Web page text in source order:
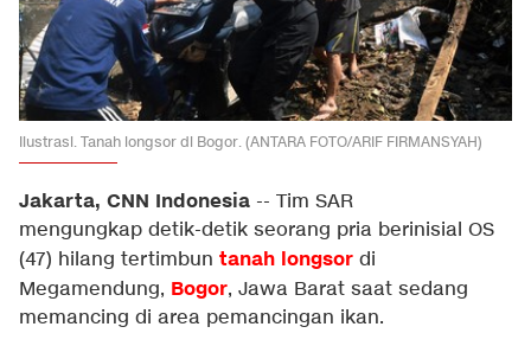
Ilustrasi. Tanah longsor di Bogor. (ANTARA FOTO/ARIF FIRMANSYAH)
Jakarta, CNN Indonesia -- Tim SAR
mengungkap detik-detik seorang pria berinisial OS
(47) hilang tertimbun tanah longsor di
Megamendung, Bogor, Jawa Barat saat sedang
memancing di area pemancingan ikan.